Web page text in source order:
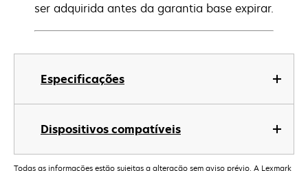
Especificações
Dispositivos compatíveis
ser adquirida antes da garantia base expirar.
Todas as informações estão sujeitas a alteração sem aviso prévio. A Lexmark